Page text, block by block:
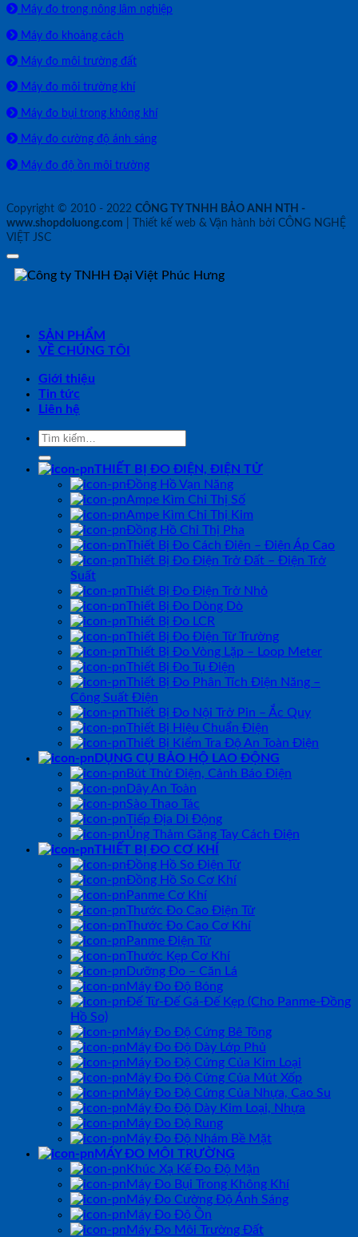
Máy đo trong nông lâm nghiệp
Máy đo khoảng cách
Máy đo môi trường đất
Máy đo môi trường khí
Máy đo bụi trong không khí
Máy đo cường độ ánh sáng
Máy đo độ ồn môi trường
Copyright © 2010 - 2022 CÔNG TY TNHH BẢO ANH NTH -
www.shopdoluong.com | Thiết kế web & Vận hành bởi CÔNG NGHỆ
VIỆT JSC
SẢN PHẨM
VỀ CHÚNG TÔI
Giới thiệu
Tin tức
Liên hệ
Tìm
kiếm:
THIẾT BỊ ĐO ĐIỆN, ĐIỆN TỬ
Đồng Hồ Vạn Năng
Ampe Kìm Chỉ Thị Số
Ampe Kìm Chỉ Thị Kim
Đồng Hồ Chỉ Thị Pha
Thiết Bị Đo Cách Điện – Điện Áp Cao
Thiết Bị Đo Điện Trở Đất – Điện Trở
Suất
Thiết Bị Đo Điện Trở Nhỏ
Thiết Bị Đo Dòng Dò
Thiết Bị Đo LCR
Thiết Bị Đo Điện Từ Trường
Thiết Bị Đo Vòng Lặp – Loop Meter
Thiết Bị Đo Tụ Điện
Thiết Bị Đo Phân Tích Điện Năng –
Công Suất Điện
Thiết Bị Đo Nội Trở Pin – Ắc Quy
Thiết Bị Hiệu Chuẩn Điện
Thiết Bị Kiểm Tra Độ An Toàn Điện
DỤNG CỤ BẢO HỘ LAO ĐỘNG
Bút Thử Điện, Cảnh Báo Điện
Dây An Toàn
Sào Thao Tác
Tiếp Địa Di Động
Ủng Thảm Găng Tay Cách Điện
THIẾT BỊ ĐO CƠ KHÍ
Đồng Hồ So Điện Tử
Đồng Hồ So Cơ Khí
Panme Cơ Khí
Thước Đo Cao Điện Tử
Thước Đo Cao Cơ Khí
Panme Điện Tử
Thước Kẹp Cơ Khí
Dưỡng Đo – Căn Lá
Máy Đo Độ Bóng
Đế Từ-Đế Gá-Đế Kẹp (Cho Panme-Đồng
Hồ So)
Máy Đo Độ Cứng Bê Tông
Máy Đo Độ Dày Lớp Phủ
Máy Đo Độ Cứng Của Kim Loại
Máy Đo Độ Cứng Của Mút Xốp
Máy Đo Độ Cứng Của Nhựa, Cao Su
Máy Đo Độ Dày Kim Loại, Nhựa
Máy Đo Độ Rung
Máy Đo Độ Nhám Bề Mặt
MÁY ĐO MÔI TRƯỜNG
Khúc Xạ Kế Đo Độ Mặn
Máy Đo Bụi Trong Không Khí
Máy Đo Cường Độ Ánh Sáng
Máy Đo Độ Ồn
Máy Đo Môi Trường Đất